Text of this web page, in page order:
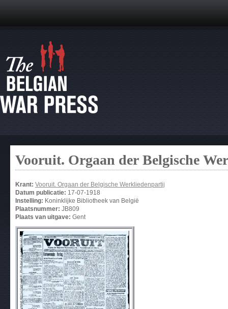
Vooruit. Orgaan der Belgische
Krant: Vooruit. Orgaan der Belgische Werkliedenpartij
Datum publicatie: 17-07-1918
Instelling: Koninklijke Bibliotheek van België
Plaatsnummer: JB809
Plaats van uitgave: Gent